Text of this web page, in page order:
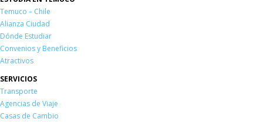
Temuco – Chile
Alianza Ciudad
Dónde Estudiar
Convenios y Beneficios
Atractivos
SERVICIOS
Transporte
Agencias de Viaje
Casas de Cambio